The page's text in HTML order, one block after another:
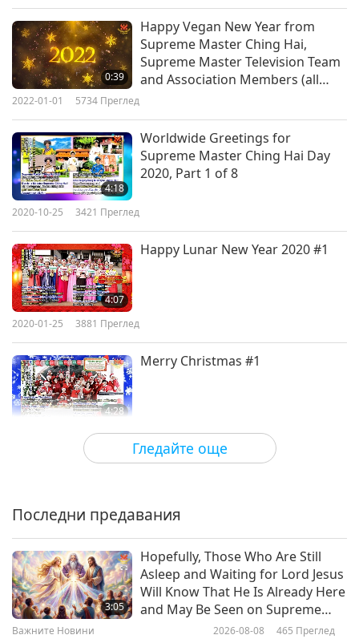
Гледайте още
0:39
Happy Vegan New Year from
Supreme Master Ching Hai,
Supreme Master Television Team
and Association Members (all
2022-01-01 5734 Преглед
4:18
Worldwide Greetings for
Supreme Master Ching Hai Day
2020, Part 1 of 8
2020-10-25 3421 Преглед
4:07
Happy Lunar New Year 2020 #1
2020-01-25 3881 Преглед
4:28
Merry Christmas #1
3262Преглед
1:53
Happy 2nd Anniversary, Supreme
Master Television! #1
Последни предавания
3:05
Hopefully, Those Who Are Still
Asleep and Waiting for Lord Jesus
Will Know That He Is Already Here
and May Be Seen on Supreme
Master Television
Важните Новини 2026-08-08 465 Преглед